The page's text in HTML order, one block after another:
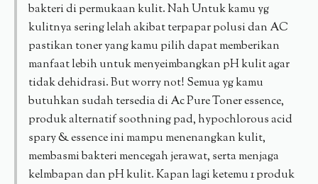
bakteri di permukaan kulit. Nah Untuk kamu yg
kulitnya sering lelah akibat terpapar polusi dan AC
pastikan toner yang kamu pilih dapat memberikan
manfaat lebih untuk menyeimbangkan pH kulit agar
tidak dehidrasi. But worry not! Semua yg kamu
butuhkan sudah tersedia di Ac Pure Toner essence,
produk alternatif soothning pad, hypochlorous acid
spary & essence ini mampu menenangkan kulit,
membasmi bakteri mencegah jerawat, serta menjaga
kelmbapan dan pH kulit. Kapan lagi ketemu 1 produk